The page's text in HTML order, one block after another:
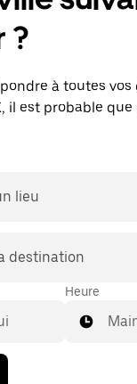
?
à toutes
il est probable que
avec un
UberX, et
de Suisse, pour
dans l'application.
lieu
destination
Heure